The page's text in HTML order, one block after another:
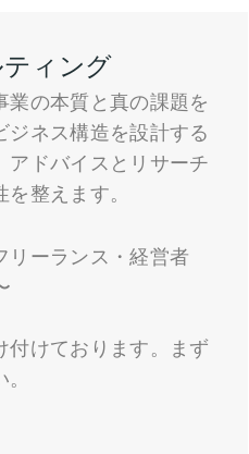
ィング
の本質と真の課題を
ネス構造を設計する
アドバイスとリサーチ
整えます。
リーランス・経営者
付けております。まず